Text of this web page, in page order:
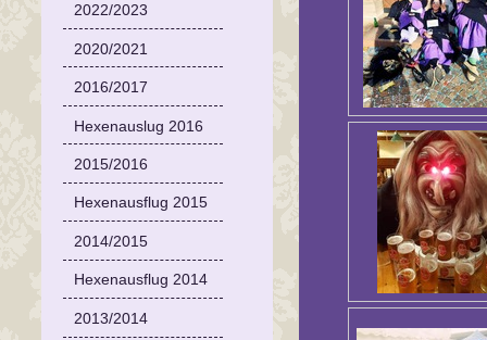
2022/2023
2020/2021
2016/2017
Hexenauslug 2016
2015/2016
Hexenausflug 2015
2014/2015
Hexenausflug 2014
2013/2014